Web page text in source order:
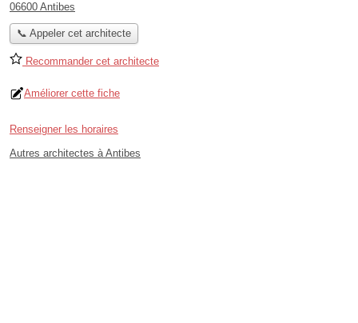
06600 Antibes
📞 Appeler cet architecte
Recommander cet architecte
Améliorer cette fiche
Renseigner les horaires
Autres architectes à Antibes